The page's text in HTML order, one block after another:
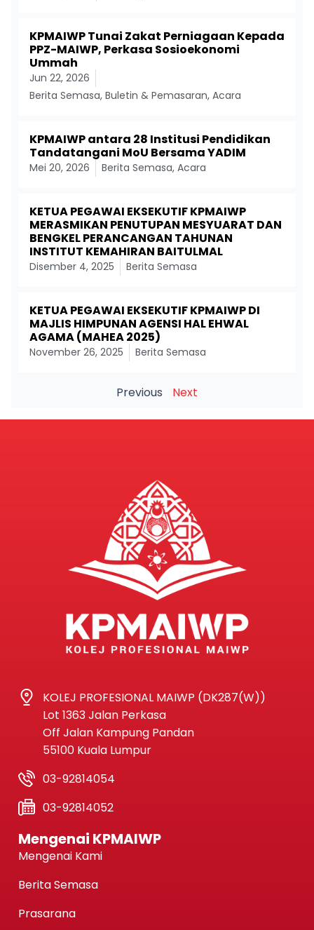
KPMAIWP Tunai Zakat Perniagaan Kepada
PPZ-MAIWP, Perkasa Sosioekonomi
Ummah
Jun 22, 2026
Berita Semasa, Buletin & Pemasaran, Acara
KPMAIWP antara 28 Institusi Pendidikan
Tandatangani MoU Bersama YADIM
Mei 20, 2026 Berita Semasa, Acara
KETUA PEGAWAI EKSEKUTIF KPMAIWP
MERASMIKAN PENUTUPAN MESYUARAT DAN
BENGKEL PERANCANGAN TAHUNAN
INSTITUT KEMAHIRAN BAITULMAL
Disember 4, 2025 Berita Semasa
KETUA PEGAWAI EKSEKUTIF KPMAIWP DI
MAJLIS HIMPUNAN AGENSI HAL EHWAL
AGAMA (MAHEA 2025)
November 26, 2025 Berita Semasa
Previous Next
KOLEJ PROFESIONAL MAIWP (DK287(W))
Lot 1363 Jalan Perkasa
Off Jalan Kampung Pandan
55100 Kuala Lumpur
03-92814054
03-92814052
Mengenai KPMAIWP
Mengenai Kami
Berita Semasa
Prasarana